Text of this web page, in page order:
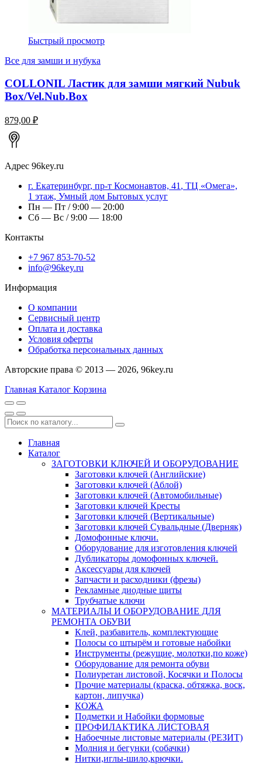
Быстрый просмотр
Все для замши и нубука
COLLONIL Ластик для замши мягкий Nubuk
Box/Vel.Nub.Box
879,00 ₽
Адрес 96key.ru
г. Екатеринбург, пр-т Космонавтов, 41, ТЦ «Омега»,
1 этаж, Умный дом Бытовых услуг
Пн — Пт / 9:00 — 20:00
Сб — Вс / 9:00 — 18:00
Контакты
+7 967 853-70-52
info@96key.ru
Информация
О компании
Сервисный центр
Оплата и доставка
Условия оферты
Обработка персональных данных
Авторские права © 2013 — 2026, 96key.ru
Главная Каталог Корзина
Главная
Каталог
ЗАГОТОВКИ КЛЮЧЕЙ И ОБОРУДОВАНИЕ
Заготовки ключей (Английские)
Заготовки ключей (Аблой)
Заготовки ключей (Автомобильные)
Заготовки ключей Кресты
Заготовки ключей (Вертикальные)
Заготовки ключей Сувальдные (Дверняк)
Домофонные ключи.
Оборудование для изготовления ключей
Дубликаторы домофонных ключей.
Аксессуары для ключей
Запчасти и расходники (фрезы)
Рекламные диодные щиты
Трубчатые ключи
МАТЕРИАЛЫ И ОБОРУДОВАНИЕ ДЛЯ
РЕМОНТА ОБУВИ
Клей, разбавитель, комплектующие
Полосы со штырём и готовые набойки
Инструменты (режущие, молотки,по коже)
Оборудование для ремонта обуви
Полиуретан листовой, Косячки и Полосы
Прочие материалы (краска, обтяжка, воск,
картон, липучка)
КОЖА
Подметки и Набойки формовые
ПРОФИЛАКТИКА ЛИСТОВАЯ
Набоечные листовые материалы (РЕЗИТ)
Молния и бегунки (собачки)
Нитки,иглы-шило,крючки.